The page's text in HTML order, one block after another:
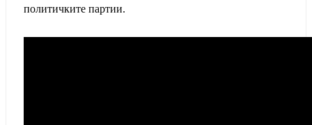
политичките партии.